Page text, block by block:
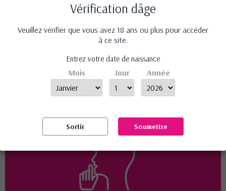
Slip type brésilien zébré
rouge et noir -...
49,90 €
Jock bikini Power - Anaïs
for Men
22,90 €
Avis (0)
Aucun avis n'a été publié pour le moment.
Vérification dâge
Veuillez vérifier que vous avez 18 ans ou plus pour accéder
à ce site.
Entrez votre date de naissance
Mois Jour Année
Sortir Soumettre